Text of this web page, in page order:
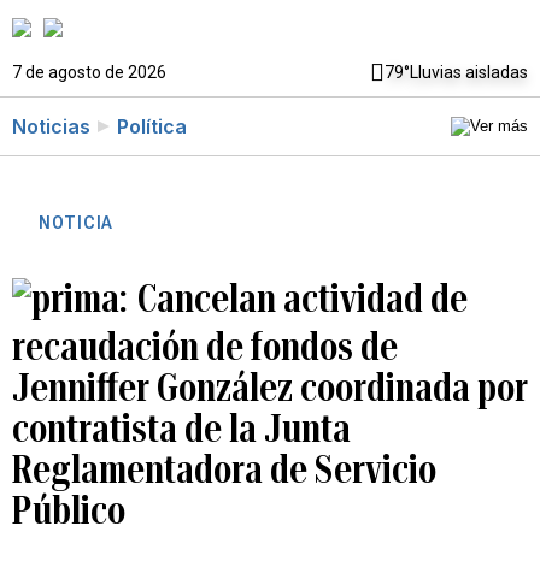
7 de agosto de 2026 79°Lluvias aisladas
Noticias Política
NOTICIA
Cancelan actividad de
recaudación de fondos de
Jenniffer González coordinada por
contratista de la Junta
Reglamentadora de Servicio
Público